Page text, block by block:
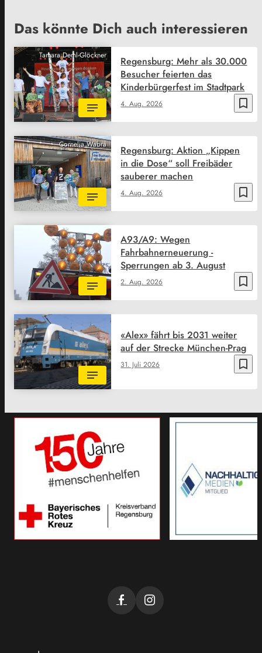
Das könnte Dich auch interessieren
Tamara Deml-Glöckner
bookmark_border
4. Aug. 2026
Regensburg: Mehr als 30.000
Besucher feierten das
Kinderbürgerfest im Stadtpark
Cornelia Wabra
bookmark_border
4. Aug. 2026
Regensburg: Aktion „Kippen
in die Dose“ soll Freibäder
sauberer machen
bookmark_border
2. Aug. 2026
A93/A9: Wegen
Fahrbahnerneuerung -
Sperrungen ab 3. August
bookmark_border
31. Juli 2026
«Alex» fährt bis 2031 weiter
auf der Strecke München-Prag